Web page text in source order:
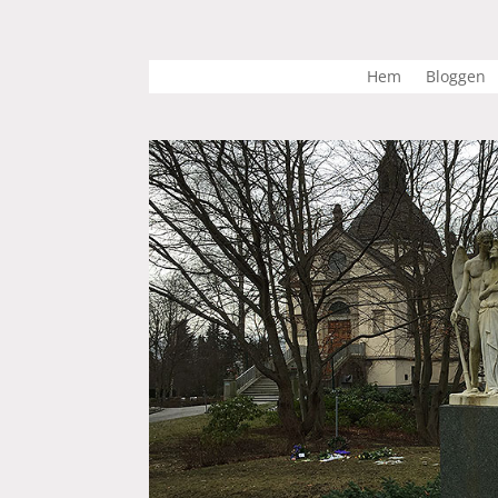
Hem Bloggen